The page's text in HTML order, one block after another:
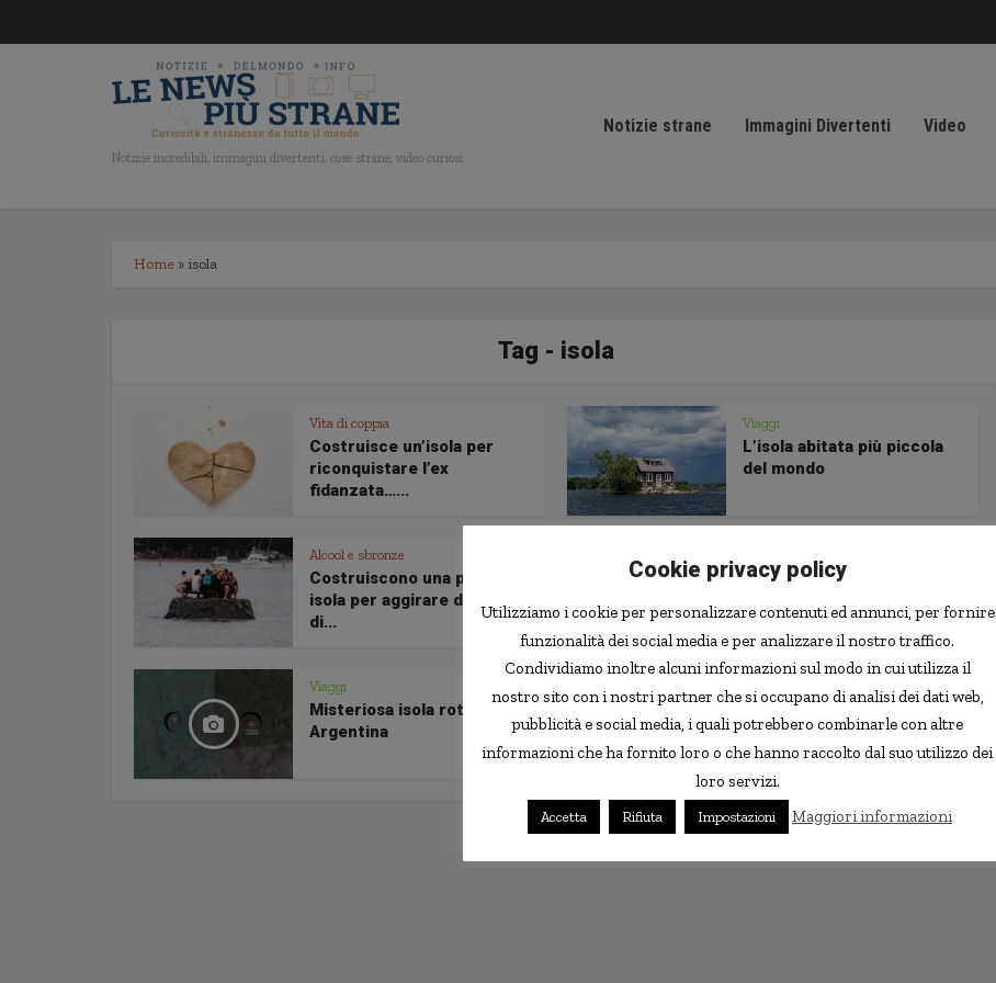
Notizie incredibili, immagini divertenti, cose strane, video curiosi
Notizie strane Immagini Divertenti Video
Home » isola
Tag - isola
Vita di coppia
Costruisce un’isola per
riconquistare l’ex
fidanzata…...
Viaggi
L’isola abitata più piccola
del mondo
Alcool e sbronze
Costruiscono una piccola
isola per aggirare divieto
di...
L’isola più densamente
Viaggi
Misteriosa isola rotante in
Argentina
I gatti “conquistano” un
isola americana
Cookie privacy policy
Utilizziamo i cookie per personalizzare contenuti ed annunci, per fornire
funzionalità dei social media e per analizzare il nostro traffico.
Condividiamo inoltre alcuni informazioni sul modo in cui utilizza il
nostro sito con i nostri partner che si occupano di analisi dei dati web,
pubblicità e social media, i quali potrebbero combinarle con altre
informazioni che ha fornito loro o che hanno raccolto dal suo utilizzo dei
loro servizi.
Accetta Rifiuta Impostazioni Maggiori informazioni